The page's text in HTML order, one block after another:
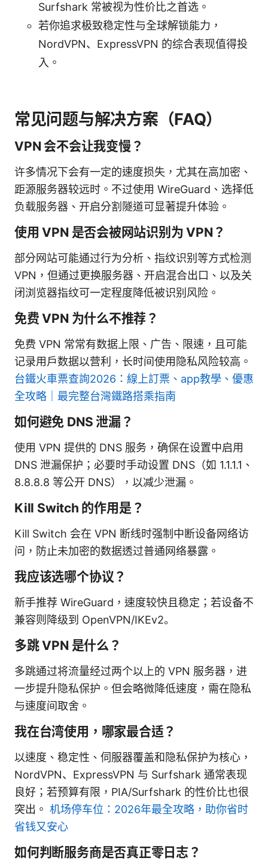
Surfshark 常被视为性价比之首选。
若你追求极致稳定性与全球解锁能力，
NordVPN、ExpressVPN 的综合表现值得投
入。
常见问题与解决方案（FAQ）
VPN 会不会让我变慢？
许多情况下会有一定的速度损失，尤其在高加密、
距源服务器较远时。不过使用 WireGuard、选择低
负载服务器、开启分割隧道可显著提升体验。
使用 VPN 是否会被网站识别为 VPN？
部分网站可能通过行为分析、指纹识别等方式检测
VPN，但通过更换服务器、开启混合出口、以及关
闭浏览器指纹可一定程度降低被识别风险。
免费 VPN 为什么不推荐？
免费 VPN 常常有数据上限、广告、限速，且可能
记录用户数据以营利，长时间使用隐私风险较高。
台鐵火車票查詢2026：線上訂票、app教學、優惠
全攻略｜最完整台灣鐵路搭乘指南
如何避免 DNS 泄漏？
使用 VPN 提供的 DNS 服务，确保在设置中启用
DNS 泄漏保护；必要时手动设置 DNS（如 1.1.1.1、
8.8.8.8 等公开 DNS），以减少泄漏。
Kill Switch 的作用是？
Kill Switch 会在 VPN 断线时强制中断设备网络访
问，防止未加密的数据透过普通网络暴露。
我应该选哪个协议？
新手推荐 WireGuard，速度较快且稳定；若设备不
兼容则降级到 OpenVPN/IKEv2。
多跳 VPN 是什么？
多跳通过将流量经过两个以上的 VPN 服务器，进
一步提升隐私保护。但会略微降低速度，需在隐私
与速度间取舍。
我在台湾使用，哪家最合适？
以速度、稳定性、伺服器覆盖和隐私保护为核心，
NordVPN、ExpressVPN 与 Surfshark 通常表现
良好；若预算有限，PIA/Surfshark 的性价比也很
突出。 机场停车位：2026年最全攻略，助你省时
省钱又安心
如何判断服务商是否真正零日志？